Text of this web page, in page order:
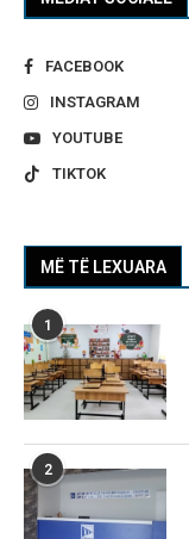
FACEBOOK
INSTAGRAM
YOUTUBE
TIKTOK
MË TË LEXUARA
1
2